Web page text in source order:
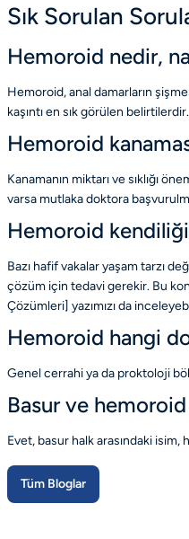
Sık Sorulan
Hemoroid nedir,
Hemoroid, anal damarların
kaşıntı en sık görülen belirtilerdir.
Hemoroid
Kanamanın miktarı ve sıklığı
varsa mutlaka doktora
Hemoroid
Bazı hafif vakalar yaşam tarzı
çözüm için tedavi gerekir. Bu
Çözümleri] yazımızı da
Hemoroid hangi
Genel cerrahi ya da proktoloji
Basur ve
Evet, basur halk arasındaki
Tüm Bloglar